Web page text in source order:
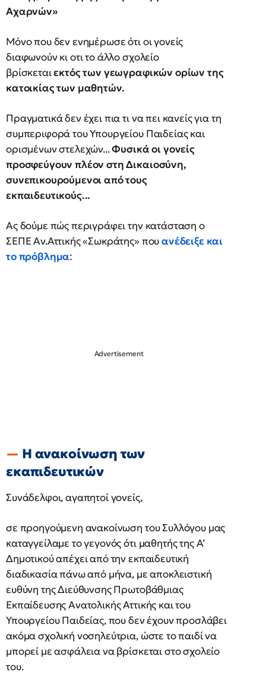
Αχαρνών»
Μόνο που δεν ενημέρωσε ότι οι γονείς
διαφωνούν κι οτι το άλλο σχολείο
βρίσκεταιεκτός των γεωγραφικών ορίων της
κατοικίας των μαθητών.
Πραγματικά δεν έχει πια τι να πει κανείς για τη
συμπεριφορά του Υπουργείου Παιδείας και
ορισμένων στελεχών...Φυσικά οι γονείς
προσφεύγουν πλέον στη Δικαιοσύνη,
συνεπικουρούμενοι από τους
εκπαιδευτικούς...
Ας δούμε πώς περιγράφει την κατάσταση ο
ΣΕΠΕ Αν.Αττικής «Σωκράτης» πουανέδειξε και
το πρόβλημα:
Η ανακοίνωση των
εκαπιδευτικών
Συνάδελφοι, αγαπητοί γονείς,
σε προηγούμενη ανακοίνωση του Συλλόγου μας
καταγγείλαμε το γεγονός ότι μαθητής της Α’
Δημοτικού απέχει από την εκπαιδευτική
διαδικασία πάνω από μήνα, με αποκλειστική
ευθύνη της Διεύθυνσης Πρωτοβάθμιας
Εκπαίδευσης Ανατολικής Αττικής και του
Υπουργείου Παιδείας, που δεν έχουν προσλάβει
ακόμα σχολική νοσηλεύτρια, ώστε το παιδί να
μπορεί με ασφάλεια να βρίσκεται στο σχολείο
του.